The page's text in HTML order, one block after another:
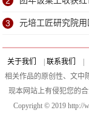
3 元培工匠研究院
关于我们 联系我们
相关作品的原创性、文中
现本网站上有侵犯您的
Copyright © 2019 http://